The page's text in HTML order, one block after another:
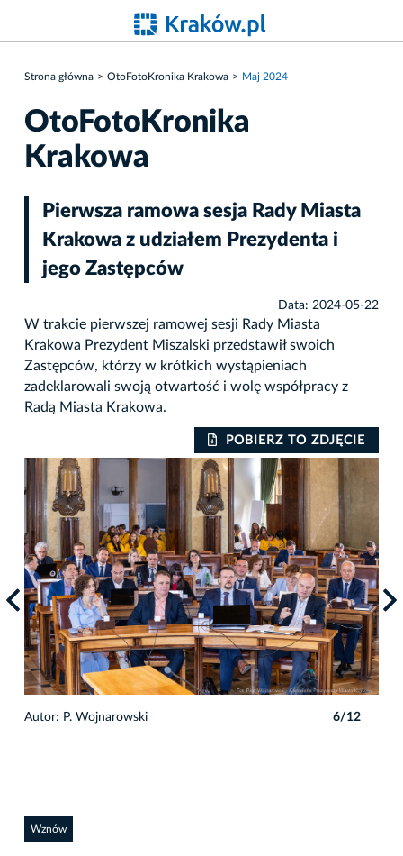
Strona główna OtoFotoKronika Krakowa Maj 2024
OtoFotoKronika
Krakowa
Pierwsza ramowa sesja Rady Miasta
Krakowa z udziałem Prezydenta i
jego Zastępców
Data: 2024-05-22
W trakcie pierwszej ramowej sesji Rady Miasta
Krakowa Prezydent Miszalski przedstawił swoich
Zastępców, którzy w krótkich wystąpieniach
zadeklarowali swoją otwartość i wolę współpracy z
Radą Miasta Krakowa.
POBIERZ TO ZDJĘCIE
Autor: P. Wojnarowski 6/12
Wznów